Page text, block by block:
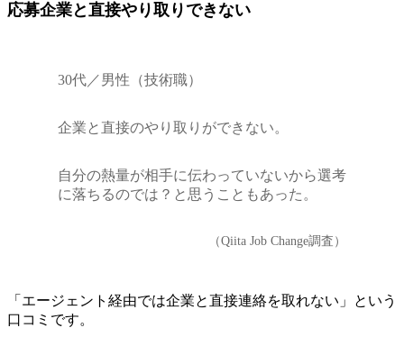
応募企業と直接やり取りできない
30代／男性（技術職）
企業と直接のやり取りができない。
自分の熱量が相手に伝わっていないから選考
に落ちるのでは？と思うこともあった。
（Qiita Job Change調査）
「エージェント経由では企業と直接連絡を取れない」という
口コミです。